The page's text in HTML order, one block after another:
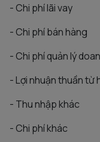
- Chi phí lãi vay
- Chi phí bán hàng
- Chi phí quản lý
- Lợi nhuận thuần từ
- Thu nhập khác
- Chi phí khác